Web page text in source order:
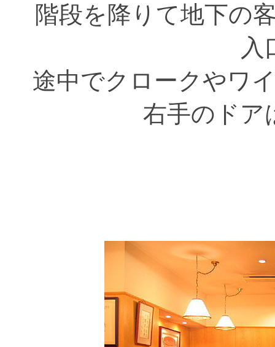
階段を降りて地下の
入
途中でクロークやワ
右手のドア